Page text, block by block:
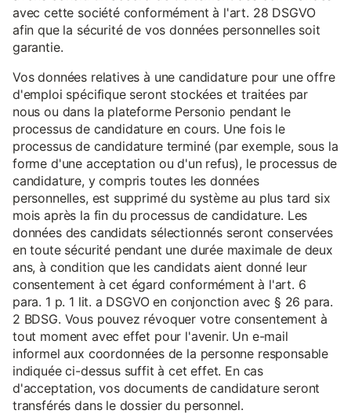
avec cette société conformément à l'art. 28 DSGVO
afin que la sécurité de vos données personnelles soit
garantie.
Vos données relatives à une candidature pour une offre
d'emploi spécifique seront stockées et traitées par
nous ou dans la plateforme Personio pendant le
processus de candidature en cours. Une fois le
processus de candidature terminé (par exemple, sous la
forme d'une acceptation ou d'un refus), le processus de
candidature, y compris toutes les données
personnelles, est supprimé du système au plus tard six
mois après la fin du processus de candidature. Les
données des candidats sélectionnés seront conservées
en toute sécurité pendant une durée maximale de deux
ans, à condition que les candidats aient donné leur
consentement à cet égard conformément à l'art. 6
para. 1 p. 1 lit. a DSGVO en conjonction avec § 26 para.
2 BDSG. Vous pouvez révoquer votre consentement à
tout moment avec effet pour l'avenir. Un e-mail
informel aux coordonnées de la personne responsable
indiquée ci-dessus suffit à cet effet. En cas
d'acceptation, vos documents de candidature seront
transférés dans le dossier du personnel.